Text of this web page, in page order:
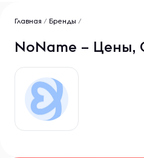
Главная / Бренды /
NoName – Цены,